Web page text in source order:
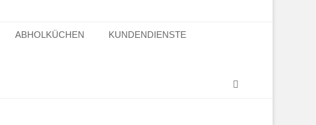
ABHOLKÜCHEN KUNDENDIENSTE